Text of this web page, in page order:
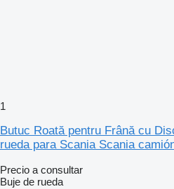
1
Butuc Roată pentru Frână cu
rueda para Scania Scania
Precio a consultar
Buje de rueda